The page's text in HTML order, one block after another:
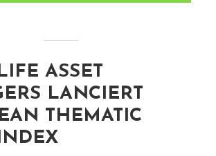
ASSET
LANCIERT
THEMATIC